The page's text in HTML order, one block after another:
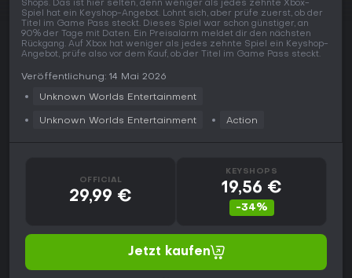
Shops. Das ist hier selten, denn weniger als jedes zehnte Xbox-
Spiel hat ein Keyshop-Angebot. Lohnt sich, aber prüfe zuerst, ob der
Titel im Game Pass steckt. Dieses Spiel war schon günstiger, an
90% der Tage mit Daten. Ein Preisalarm meldet dir den nächsten
Rückgang. Auf Xbox hat weniger als jedes zehnte Spiel ein Keyshop-
Angebot, prüfe also vor dem Kauf, ob der Titel im Game Pass steckt.
Veröffentlichung: 14 Mai 2026
Unknown Worlds Entertainment
Unknown Worlds Entertainment Action
OFFICIAL
29,99 €
KEYSHOPS
19,56 €
-34%
Jetzt kaufen